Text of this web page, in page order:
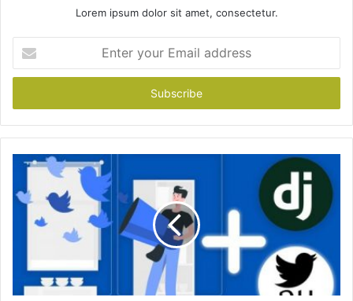
Lorem ipsum dolor sit amet, consectetur.
t
r
y
E
d